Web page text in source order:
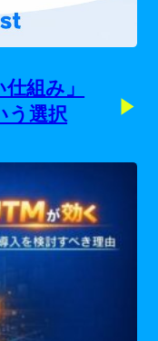
組み」
う選択